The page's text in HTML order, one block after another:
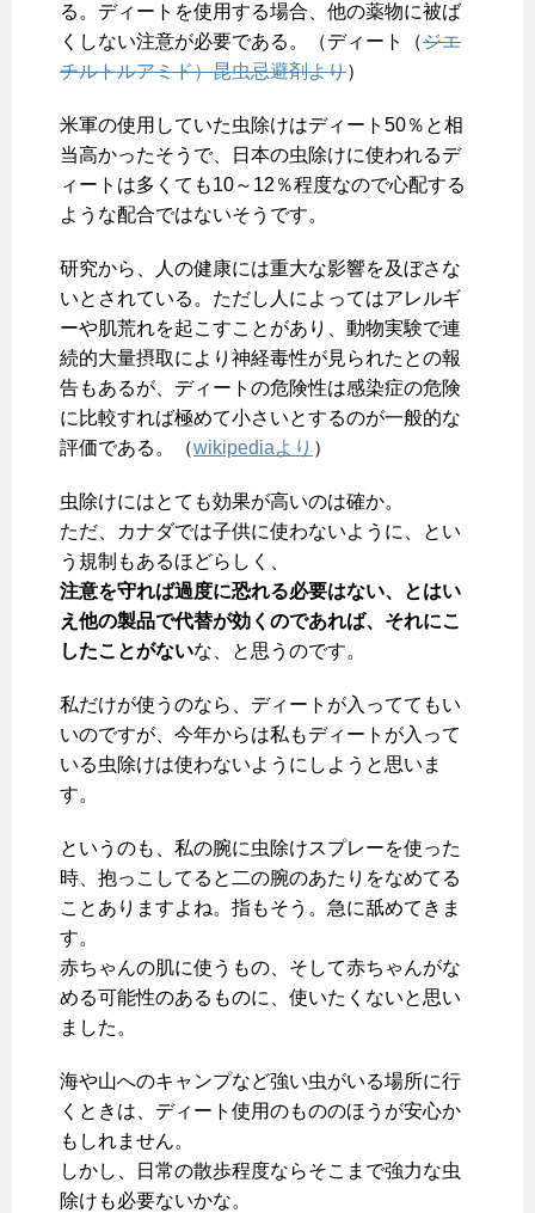
る。ディートを使用する場合、他の薬物に被ば
くしない注意が必要である。（ディート（ジエ
チルトルアミド）昆虫忌避剤より）
米軍の使用していた虫除けはディート50％と相
当高かったそうで、日本の虫除けに使われるデ
ィートは多くても10～12％程度なので心配する
ような配合ではないそうです。
研究から、人の健康には重大な影響を及ぼさな
いとされている。ただし人によってはアレルギ
ーや肌荒れを起こすことがあり、動物実験で連
続的大量摂取により神経毒性が見られたとの報
告もあるが、ディートの危険性は感染症の危険
に比較すれば極めて小さいとするのが一般的な
評価である。（wikipediaより ）
虫除けにはとても効果が高いのは確か。
ただ、カナダでは子供に使わないように、とい
う規制もあるほどらしく、
注意を守れば過度に恐れる必要はない、とはい
え他の製品で代替が効くのであれば、それにこ
したことがないな、と思うのです。
私だけが使うのなら、ディートが入っててもい
いのですが、今年からは私もディートが入って
いる虫除けは使わないようにしようと思いま
す。
というのも、私の腕に虫除けスプレーを使った
時、抱っこしてると二の腕のあたりをなめてる
ことありますよね。指もそう。急に舐めてきま
す。
赤ちゃんの肌に使うもの、そして赤ちゃんがな
める可能性のあるものに、使いたくないと思い
ました。
海や山へのキャンプなど強い虫がいる場所に行
くときは、ディート使用のもののほうが安心か
もしれません。
しかし、日常の散歩程度ならそこまで強力な虫
除けも必要ないかな。